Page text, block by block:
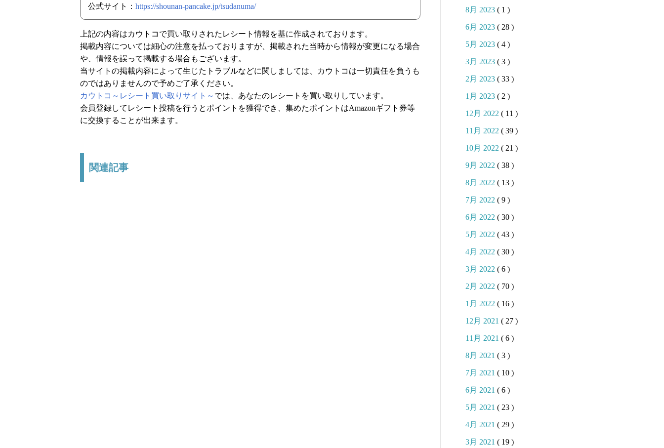
公式サイト： https://shounan-pancake.jp/tsudanuma/
上記の内容はカウトコで買い取りされたレシート情報を基に作成されております。
掲載内容については細心の注意を払っておりますが、掲載された当時から情報が変更になる場合
や、情報を誤って掲載する場合もございます。
当サイトの掲載内容によって生じたトラブルなどに関しましては、カウトコは一切責任を負うも
のではありませんので予めご了承ください。
カウトコ～レシート買い取りサイト～ では、あなたのレシートを買い取りしています。
会員登録してレシート投稿を行うとポイントを獲得でき、集めたポイントはAmazonギフト券等
に交換することが出来ます。
関連記事
8月 2023 ( 1 )
6月 2023 ( 28 )
5月 2023 ( 4 )
3月 2023 ( 3 )
2月 2023 ( 33 )
1月 2023 ( 2 )
12月 2022 ( 11 )
11月 2022 ( 39 )
10月 2022 ( 21 )
9月 2022 ( 38 )
8月 2022 ( 13 )
7月 2022 ( 9 )
6月 2022 ( 30 )
5月 2022 ( 43 )
4月 2022 ( 30 )
3月 2022 ( 6 )
2月 2022 ( 70 )
1月 2022 ( 16 )
12月 2021 ( 27 )
11月 2021 ( 6 )
8月 2021 ( 3 )
7月 2021 ( 10 )
6月 2021 ( 6 )
5月 2021 ( 23 )
4月 2021 ( 29 )
3月 2021 ( 19 )